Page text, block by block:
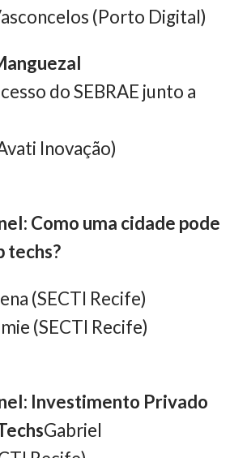
(Porto Digital)
do SEBRAE junto a
Inovação)
Como uma cidade pode
techs?
(SECTI Recife)
(SECTI Recife)
Investimento Privado
Gabriel